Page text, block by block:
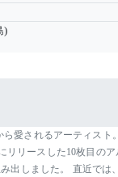
)
愛されるアーティスト
リリースした10枚目の
出しました。 直近では